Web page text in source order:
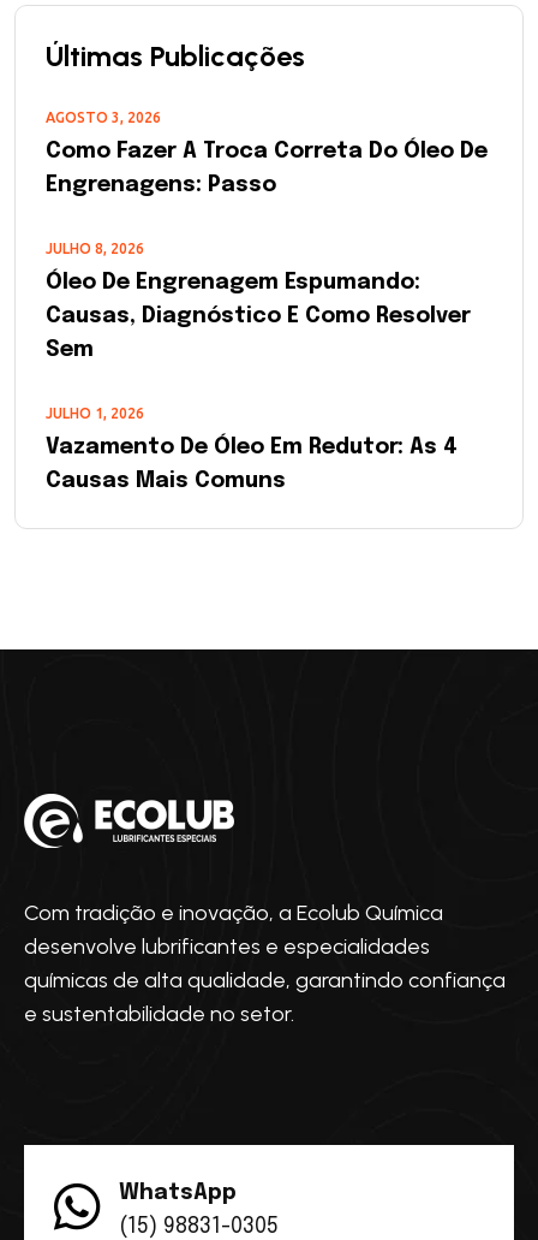
Últimas Publicações
AGOSTO 3, 2026
Como Fazer A Troca Correta Do Óleo De
Engrenagens: Passo
JULHO 8, 2026
Óleo De Engrenagem Espumando:
Causas, Diagnóstico E Como Resolver
Sem
JULHO 1, 2026
Vazamento De Óleo Em Redutor: As 4
Causas Mais Comuns
Com tradição e inovação, a Ecolub Química
desenvolve lubrificantes e especialidades
químicas de alta qualidade, garantindo confiança
e sustentabilidade no setor.
WhatsApp
(15) 98831-0305